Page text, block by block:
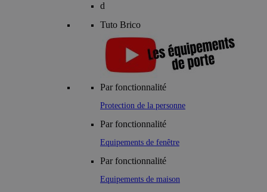
d
Tuto Brico
Par fonctionnalité
Protection de la personne
Par fonctionnalité
Equipements de fenêtre
Par fonctionnalité
Equipements de maison